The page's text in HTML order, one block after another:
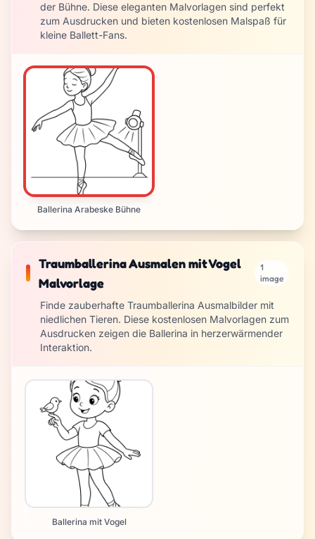
der Bühne. Diese eleganten Malvorlagen sind perfekt
zum Ausdrucken und bieten kostenlosen Malspaß für
kleine Ballett-Fans.
Ballerina Arabeske Bühne
Traumballerina Ausmalen mit Vogel
Malvorlage
1
image
Finde zauberhafte Traumballerina Ausmalbilder mit
niedlichen Tieren. Diese kostenlosen Malvorlagen zum
Ausdrucken zeigen die Ballerina in herzerwärmender
Interaktion.
Ballerina mit Vogel